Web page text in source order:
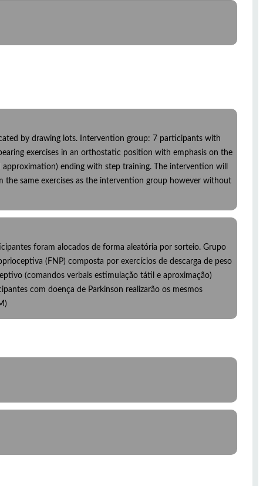
by drawing lots. Intervention group: 7 participants with
exercises in an orthostatic position with emphasis on the
ending with step training. The intervention will
same exercises as the intervention group however without
foram alocados de forma aleatória por sorteio. Grupo
(FNP) composta por exercícios de descarga de peso
(comandos verbais estimulação tátil e aproximação)
com doença de Parkinson realizarão os mesmos